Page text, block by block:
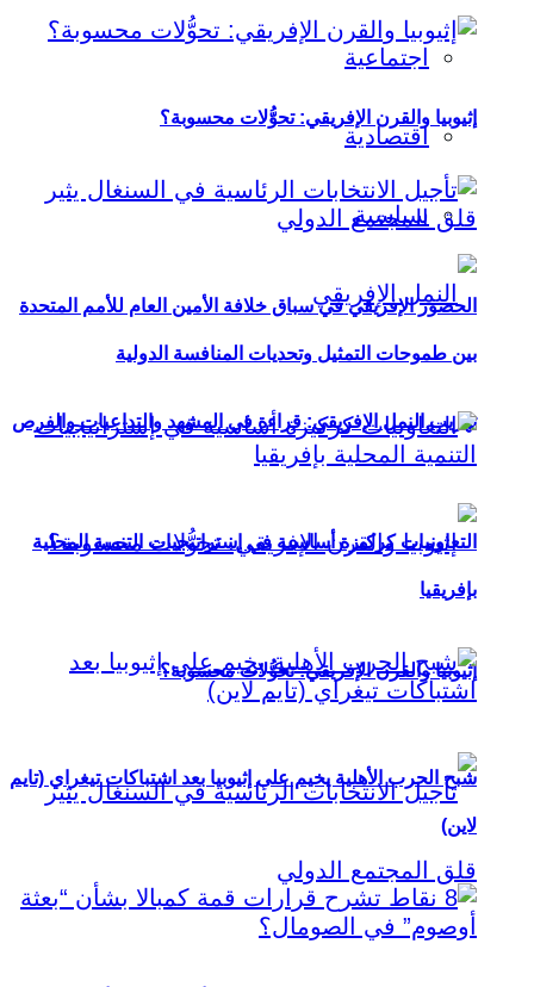
اجتماعية
اقتصادية
سياسية
تهريب النمل الإفريقي: قراءة في المشهد والتداعيات والفرص
إثيوبيا والقرن الإفريقي: تحوُّلات محسوبة؟
إثيوبيا والقرن الإفريقي: تحوُّلات محسوبة؟
الحضور الإفريقي في سباق خلافة الأمين العام للأمم المتحدة
بين طموحات التمثيل وتحديات المنافسة الدولية
التعاونيات كركيزة أساسية في إستراتيجيات التنمية المحلية
بإفريقيا
شبح الحرب الأهلية يخيم على إثيوبيا بعد اشتباكات تيغراي (تايم
لاين)